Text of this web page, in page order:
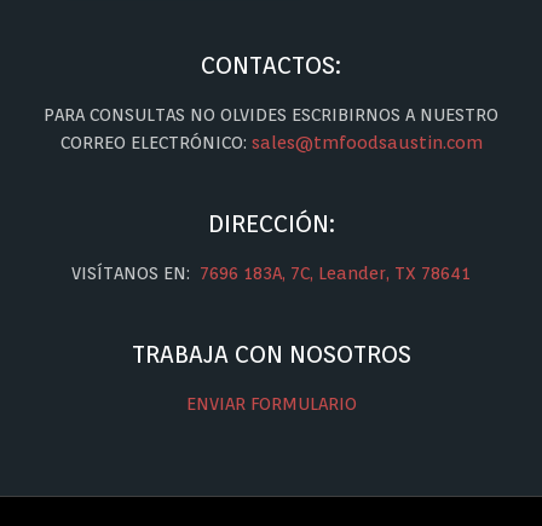
CONTACTOS:
PARA CONSULTAS NO OLVIDES ESCRIBIRNOS A NUESTRO
CORREO ELECTRÓNICO: sales@tmfoodsaustin.com
DIRECCIÓN:
VISÍTANOS EN: 7696 183A, 7C, Leander, TX 78641
TRABAJA CON NOSOTROS
ENVIAR FORMULARIO